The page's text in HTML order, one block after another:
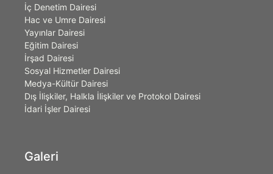
İç Denetim Dairesi
Hac ve Umre Dairesi
Yayınlar Dairesi
Eğitim Dairesi
İrşad Dairesi
Sosyal Hizmetler Dairesi
Medya-Kültür Dairesi
Dış İlişkiler, Halkla İlişkiler ve Protokol Dairesi
İdari İşler Dairesi
Galeri